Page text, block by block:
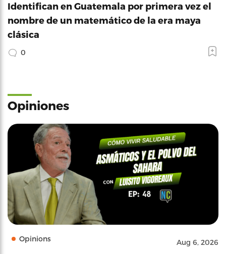
Identifican en Guatemala por primera vez el
nombre de un matemático de la era maya
clásica
0
Opiniones
Opinions Aug 6, 2026